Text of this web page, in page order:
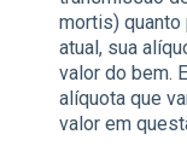
mortis) quanto
atual, sua
valor do bem.
alíquota que
valor em